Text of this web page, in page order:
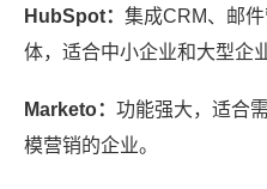
HubSpot： 集成CRM、邮
体，适合中小企业和大型企业
Marketo： 功能强大，适合
模营销的企业。